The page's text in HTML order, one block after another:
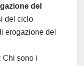
del
del ciclo
erogazione del
Chi sono i